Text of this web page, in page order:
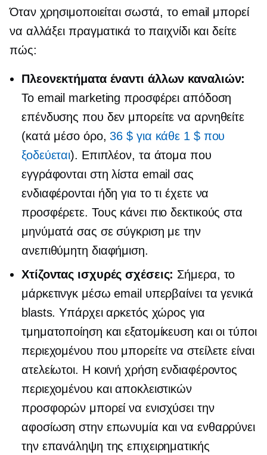
Όταν χρησιμοποιείται σωστά, το email μπορεί
να αλλάξει πραγματικά το παιχνίδι και δείτε
πώς:
Πλεονεκτήματα έναντι άλλων καναλιών:
Το email marketing προσφέρει απόδοση
επένδυσης που δεν μπορείτε να αρνηθείτε
(κατά μέσο όρο,36 $ για κάθε 1 $ που
ξοδεύεται). Επιπλέον, τα άτομα που
εγγράφονται στη λίστα email σας
ενδιαφέρονται ήδη για το τι έχετε να
προσφέρετε. Τους κάνει πιο δεκτικούς στα
μηνύματά σας σε σύγκριση με την
ανεπιθύμητη διαφήμιση.
Χτίζοντας ισχυρές σχέσεις: Σήμερα, το
μάρκετινγκ μέσω email υπερβαίνει τα γενικά
blasts. Υπάρχει αρκετός χώρος για
τμηματοποίηση και εξατομίκευση και οι τύποι
περιεχομένου που μπορείτε να στείλετε είναι
ατελείωτοι. Η κοινή χρήση ενδιαφέροντος
περιεχομένου και αποκλειστικών
προσφορών μπορεί να ενισχύσει την
αφοσίωση στην επωνυμία και να ενθαρρύνει
την επανάληψη της επιχειρηματικής